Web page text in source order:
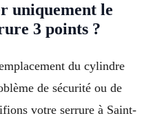
uniquement le
3 points ?
du cylindre
de sécurité ou de
votre serrure à Saint-